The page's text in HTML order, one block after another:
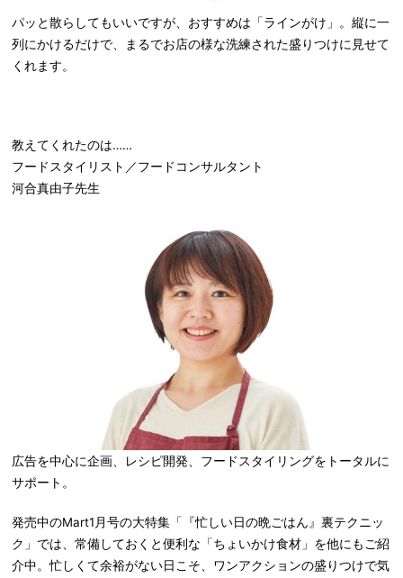
パッと散らしてもいいですが、おすすめは「ラインがけ」。縦に一
列にかけるだけで、まるでお店の様な洗練された盛りつけに見せて
くれます。
教えてくれたのは……
フードスタイリスト／フードコンサルタント
河合真由子先生
広告を中心に企画、レシピ開発、フードスタイリングをトータルに
サポート。
発売中のMart1月号の大特集「『忙しい日の晩ごはん』裏テクニッ
ク」では、常備しておくと便利な「ちょいかけ食材」を他にもご紹
介中。忙しくて余裕がない日こそ、ワンアクションの盛りつけで気